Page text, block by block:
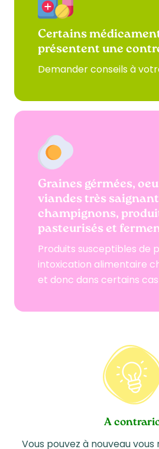
Certains
présentent une
Demander conseils à
Graines gérmées,
viandes très
champignons,
pasteurisés et
Produits susceptibles de
intoxication alimentaire
et donc dans certains
A
Vous pouvez à nouveau